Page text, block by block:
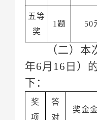
奖
1题 50
（二）
下：